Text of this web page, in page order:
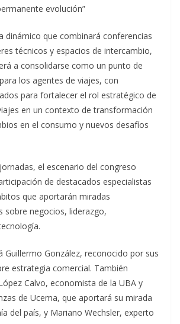
evolución”
dinámico que combinará conferencias
técnicos y espacios de intercambio,
a consolidarse como un punto de
los agentes de viajes, con
para fortalecer el rol estratégico de
en un contexto de transformación
en el consumo y nuevos desafíos
el escenario del congreso
de destacados especialistas
que aportarán miradas
sobre negocios, liderazgo,
Guillermo González, reconocido por sus
estrategia comercial. También
Calvo, economista de la UBA y
de Ucema, que aportará su mirada
del país, y Mariano Wechsler, experto